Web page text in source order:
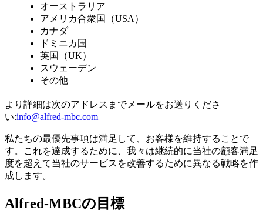
オーストラリア
アメリカ合衆国（USA）
カナダ
ドミニカ国
英国（UK）
スウェーデン
その他
より詳細は次のアドレスまでメールをお送りくださ
い:info@alfred-mbc.com
私たちの最優先事項は満足して、お客様を維持することで
す。これを達成するために、我々は継続的に当社の顧客満足
度を超えて当社のサービスを改善するために異なる戦略を作
成します。
Alfred-MBCの目標